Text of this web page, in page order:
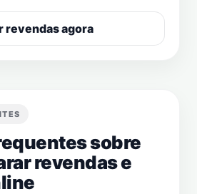
revendas agora
sobre
revendas e